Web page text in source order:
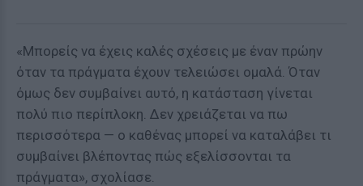
«Μπορείς να έχεις καλές σχέσεις με έναν πρώην
όταν τα πράγματα έχουν τελειώσει ομαλά. Όταν
όμως δεν συμβαίνει αυτό, η κατάσταση γίνεται
πολύ πιο περίπλοκη. Δεν χρειάζεται να πω
περισσότερα — ο καθένας μπορεί να καταλάβει τι
συμβαίνει βλέποντας πώς εξελίσσονται τα
πράγματα», σχολίασε.